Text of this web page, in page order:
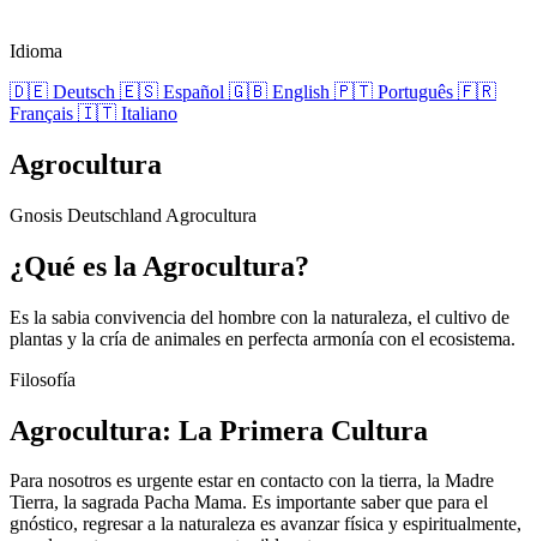
Idioma
🇩🇪 Deutsch 🇪🇸 Español 🇬🇧 English 🇵🇹 Português 🇫🇷
Français 🇮🇹 Italiano
Agrocultura
Gnosis Deutschland Agrocultura
¿Qué es la Agrocultura?
Es la sabia convivencia del hombre con la naturaleza, el cultivo de
plantas y la cría de animales en perfecta armonía con el ecosistema.
Filosofía
Agrocultura: La Primera Cultura
Para nosotros es urgente estar en contacto con la tierra, la Madre
Tierra, la sagrada Pacha Mama. Es importante saber que para el
gnóstico, regresar a la naturaleza es avanzar física y espiritualmente,